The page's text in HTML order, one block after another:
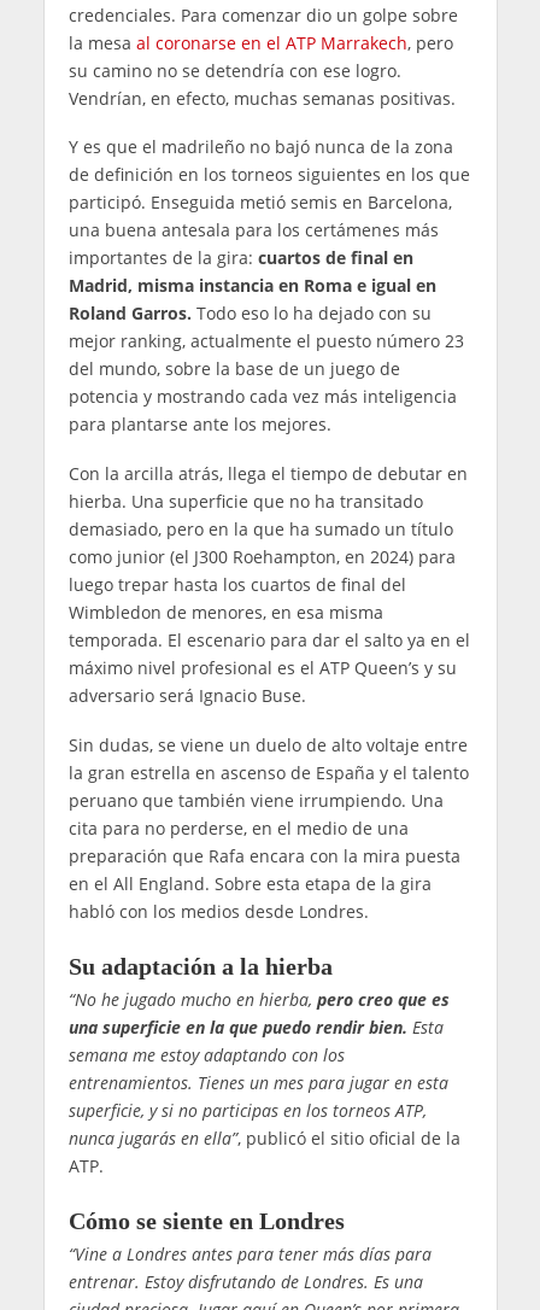
credenciales. Para comenzar dio un golpe sobre
la mesa al coronarse en el ATP Marrakech, pero
su camino no se detendría con ese logro.
Vendrían, en efecto, muchas semanas positivas.
Y es que el madrileño no bajó nunca de la zona
de definición en los torneos siguientes en los que
participó. Enseguida metió semis en Barcelona,
una buena antesala para los certámenes más
importantes de la gira: cuartos de final en
Madrid, misma instancia en Roma e igual en
Roland Garros. Todo eso lo ha dejado con su
mejor ranking, actualmente el puesto número 23
del mundo, sobre la base de un juego de
potencia y mostrando cada vez más inteligencia
para plantarse ante los mejores.
Con la arcilla atrás, llega el tiempo de debutar en
hierba. Una superficie que no ha transitado
demasiado, pero en la que ha sumado un título
como junior (el J300 Roehampton, en 2024) para
luego trepar hasta los cuartos de final del
Wimbledon de menores, en esa misma
temporada. El escenario para dar el salto ya en el
máximo nivel profesional es el ATP Queen’s y su
adversario será Ignacio Buse.
Sin dudas, se viene un duelo de alto voltaje entre
la gran estrella en ascenso de España y el talento
peruano que también viene irrumpiendo. Una
cita para no perderse, en el medio de una
preparación que Rafa encara con la mira puesta
en el All England. Sobre esta etapa de la gira
habló con los medios desde Londres.
Su adaptación a la hierba
“No he jugado mucho en hierba, pero creo que es
una superficie en la que puedo rendir bien. Esta
semana me estoy adaptando con los
entrenamientos. Tienes un mes para jugar en esta
superficie, y si no participas en los torneos ATP,
nunca jugarás en ella”, publicó el sitio oficial de la
ATP.
Cómo se siente en Londres
“Vine a Londres antes para tener más días para
entrenar. Estoy disfrutando de Londres. Es una